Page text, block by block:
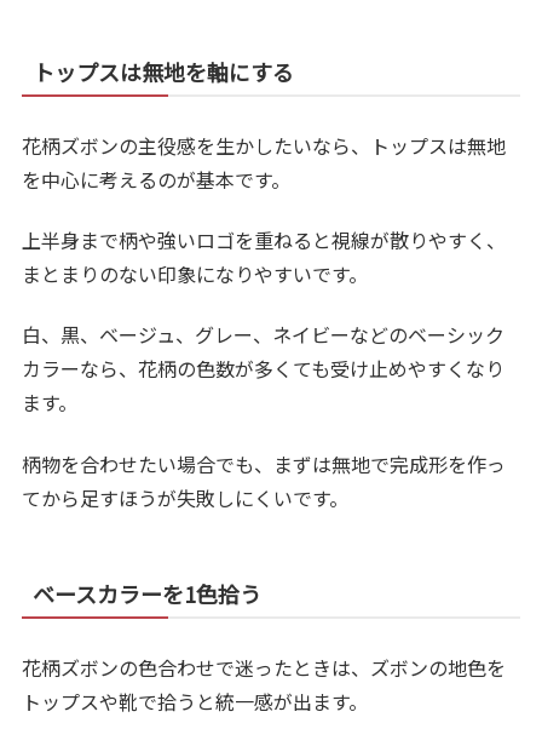
トップスは無地を軸にする
花柄ズボンの主役感を生かしたいなら、トップスは無地
を中心に考えるのが基本です。
上半身まで柄や強いロゴを重ねると視線が散りやすく、
まとまりのない印象になりやすいです。
白、黒、ベージュ、グレー、ネイビーなどのベーシック
カラーなら、花柄の色数が多くても受け止めやすくなり
ます。
柄物を合わせたい場合でも、まずは無地で完成形を作っ
てから足すほうが失敗しにくいです。
ベースカラーを1色拾う
花柄ズボンの色合わせで迷ったときは、ズボンの地色を
トップスや靴で拾うと統一感が出ます。